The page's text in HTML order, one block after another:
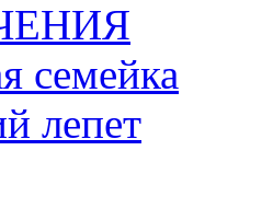
семейка
лепет